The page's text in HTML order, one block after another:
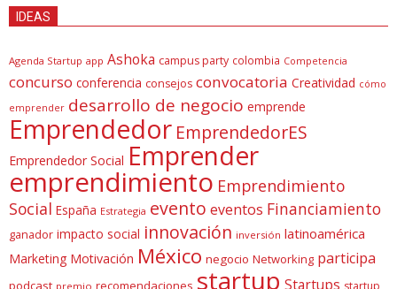
IDEAS
Agenda Startup app Ashoka campus party colombia Competencia
concurso conferencia consejos convocatoria Creatividad cómo
emprender desarrollo de negocio emprende
Emprendedor EmprendedorES
Emprendedor Social Emprender
emprendimiento Emprendimiento
Social España Estrategia evento eventos Financiamiento
ganador impacto social innovación inversión latinoamérica
Marketing Motivación México negocio Networking participa
podcast premio recomendaciones startup Startups startup